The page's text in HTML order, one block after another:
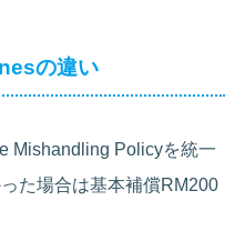
の違い
Mishandling Policyを統一
た場合は基本補償RM200